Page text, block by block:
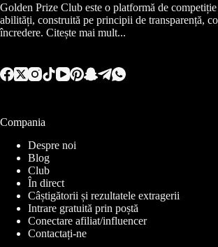
Golden Prize Club este o platformă de competiție
abilități, construită pe principii de transparență,
încredere. Citește mai mult...
Compania
Despre noi
Blog
Club
În direct
Câștigătorii și rezultatele extragerii
Intrare gratuită prin poștă
Conectare afiliat/influencer
Contactați-ne